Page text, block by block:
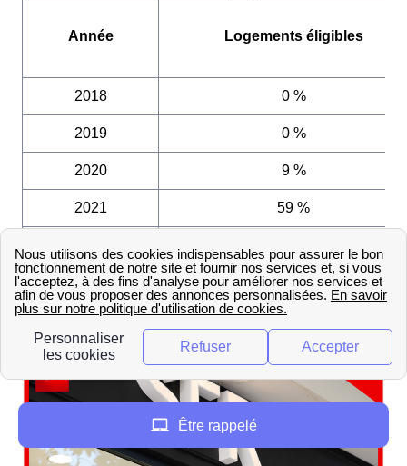
Année Logements éligibles
2018 0 %
2019 0 %
2020 9 %
2021 59 %
Les boutiques SFR à Saint-
Dizier
Être rappelé